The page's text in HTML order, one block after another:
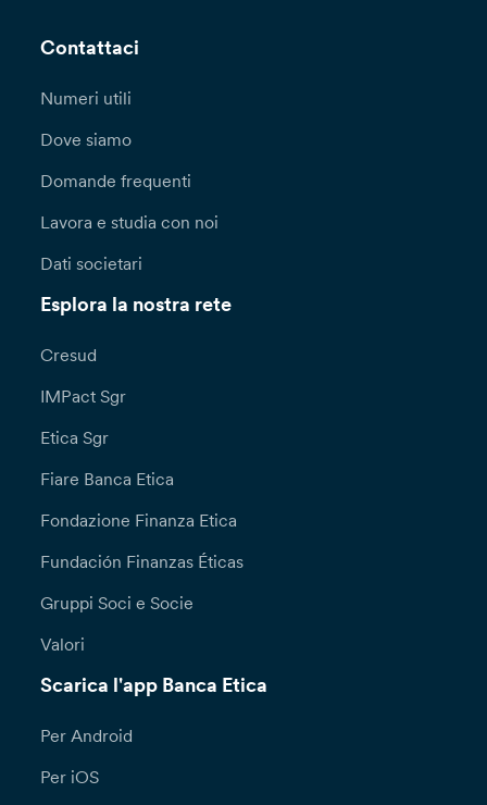
Contattaci
Numeri utili
Dove siamo
Domande frequenti
Lavora e studia con noi
Dati societari
Esplora la nostra rete
Cresud
IMPact Sgr
Etica Sgr
Fiare Banca Etica
Fondazione Finanza Etica
Fundación Finanzas Éticas
Gruppi Soci e Socie
Valori
Scarica l'app Banca Etica
Per Android
Per iOS